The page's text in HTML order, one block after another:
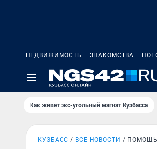
НЕДВИЖИМОСТЬ ЗНАКОМСТВА
Как живет экс-угольный магнат Кузбасса
КУЗБАСС ВСЕ НОВОСТИ